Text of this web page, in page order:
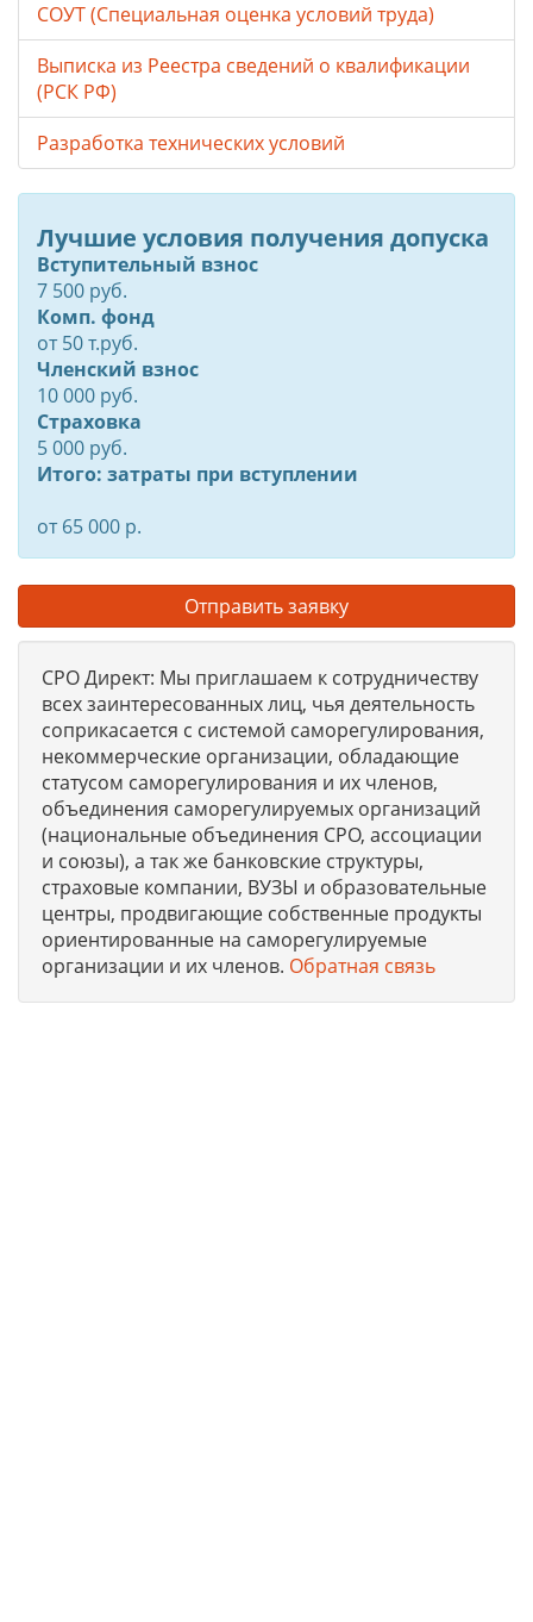
СОУТ (Специальная оценка условий труда)
Выписка из Реестра сведений о квалификации
(РСК РФ)
Разработка технических условий
Лучшие условия получения допуска
Вступительный взнос
7 500 руб.
Комп. фонд
от50т.руб.
Членский взнос
10 000 руб.
Страховка
5 000 руб.
Итого: затраты при вступлении
от 65 000 р.
Отправить заявку
СРО Директ: Мы приглашаем к сотрудничеству
всех заинтересованных лиц, чья деятельность
соприкасается с системой саморегулирования,
некоммерческие организации, обладающие
статусом саморегулирования и их членов,
объединения саморегулируемых организаций
(национальные объединения СРО, ассоциации
и союзы), а так же банковские структуры,
страховые компании, ВУЗЫ и образовательные
центры, продвигающие собственные продукты
ориентированные на саморегулируемые
организации и их членов. Обратная связь